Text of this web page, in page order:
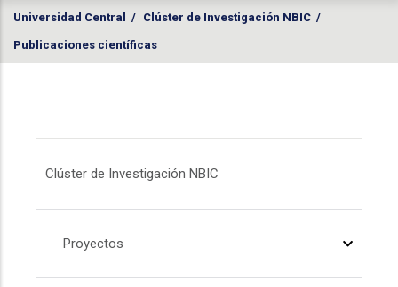
Universidad Central / Clúster de Investigación NBIC /
Publicaciones científicas
Clúster de Investigación NBIC
Proyectos